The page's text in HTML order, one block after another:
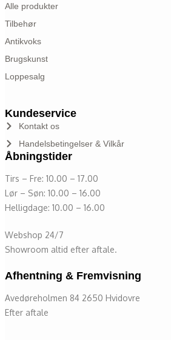
Alle produkter
Tilbehør
Antikvoks
Brugskunst
Loppesalg
Kundeservice
Kontakt os
Handelsbetingelser & Vilkår
Åbningstider
Tirs – Fre: 10.00 – 17.00
Lør – Søn: 10.00 – 16.00
Helligdage: 10.00 – 16.00
Webshop 24/7
Showroom altid efter aftale.
Afhentning & Fremvisning
Avedøreholmen 84 2650 Hvidovre
Efter aftale